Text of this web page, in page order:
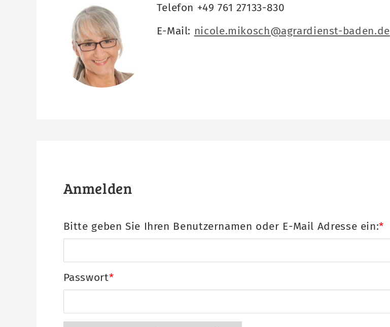
Telefon +49 761 27133-830
E-Mail: nicole.mikosch@agrardienst-baden.de
Anmelden
Bitte geben Sie Ihren Benutzernamen oder E-Mail Adresse ein:
Passwort